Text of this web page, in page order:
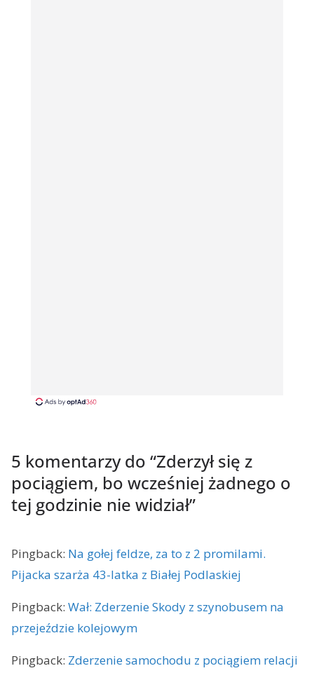
5 komentarzy do “Zderzył się z
pociągiem, bo wcześniej żadnego o
tej godzinie nie widział”
Pingback: Na gołej feldze, za to z 2 promilami.
Pijacka szarża 43-latka z Białej Podlaskiej
Pingback: Wał: Zderzenie Skody z szynobusem na
przejeździe kolejowym
Pingback: Zderzenie samochodu z pociągiem relacji